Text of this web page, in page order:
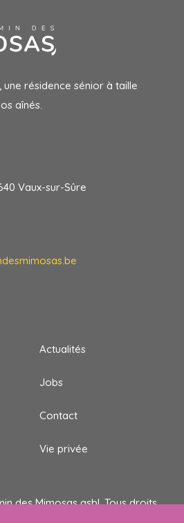
une résidence sénior à taille
aînés.
Vaux-sur-Sûre
Actualités
Jobs
Contact
Vie privée
des Mimosas asbl. Tous droits